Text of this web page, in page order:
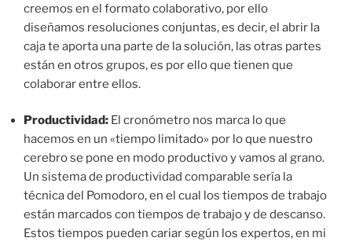
creemos en el formato colaborativo, por ello
diseñamos resoluciones conjuntas, es decir, el abrir la
caja te aporta una parte de la solución, las otras partes
están en otros grupos, es por ello que tienen que
colaborar entre ellos.
Productividad: El cronómetro nos marca lo que
hacemos en un «tiempo limitado» por lo que nuestro
cerebro se pone en modo productivo y vamos al grano.
Un sistema de productividad comparable sería la
técnica del Pomodoro, en el cual los tiempos de trabajo
están marcados con tiempos de trabajo y de descanso.
Estos tiempos pueden cariar según los expertos, en mi